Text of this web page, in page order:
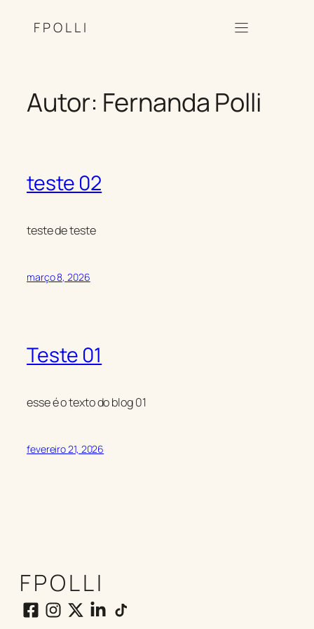
FPOLLI
Autor: Fernanda Polli
teste 02
teste de teste
março 8, 2026
Teste 01
esse é o texto do blog 01
fevereiro 21, 2026
FPOLLI